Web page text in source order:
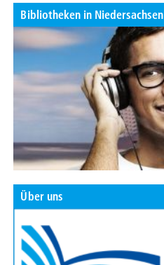
Bibliotheken in Niedersachsen
Über uns